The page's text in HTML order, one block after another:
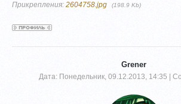
Прикрепления:2604758.jpg (198.9 Kb)
Grener
Дата: Понедельник, 09.12.2013, 14:35 |